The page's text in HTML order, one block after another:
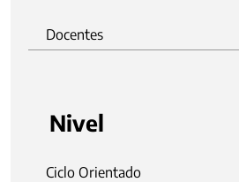
Docentes
Nivel
Ciclo Orientado